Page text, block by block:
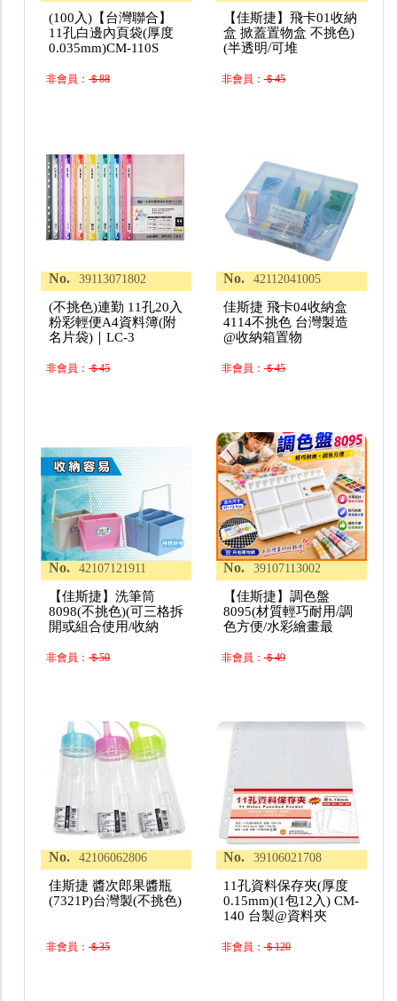
(100入)【台灣聯合】
11孔白邊內頁袋(厚度
0.035mm)CM-110S
非會員：＄88
【佳斯捷】飛卡01收納
盒 掀蓋置物盒 不挑色)
(半透明/可堆
非會員：＄45
No. 39113071802
(不挑色)連勤 11孔20入
粉彩輕便A4資料簿(附
名片袋)｜LC-3
非會員：＄45
No. 42112041005
佳斯捷 飛卡04收納盒
4114不挑色 台灣製造
@收納箱置物
非會員：＄45
No. 42107121911
【佳斯捷】洗筆筒
8098(不挑色)(可三格拆
開或組合使用/收納
非會員：＄50
No. 39107113002
【佳斯捷】調色盤
8095(材質輕巧耐用/調
色方便/水彩繪畫最
非會員：＄49
No. 42106062806
佳斯捷 醬次郎果醬瓶
(7321P)台灣製(不挑色)
非會員：＄35
No. 39106021708
11孔資料保存夾(厚度
0.15mm)(1包12入) CM-
140 台製@資料夾
非會員：＄120